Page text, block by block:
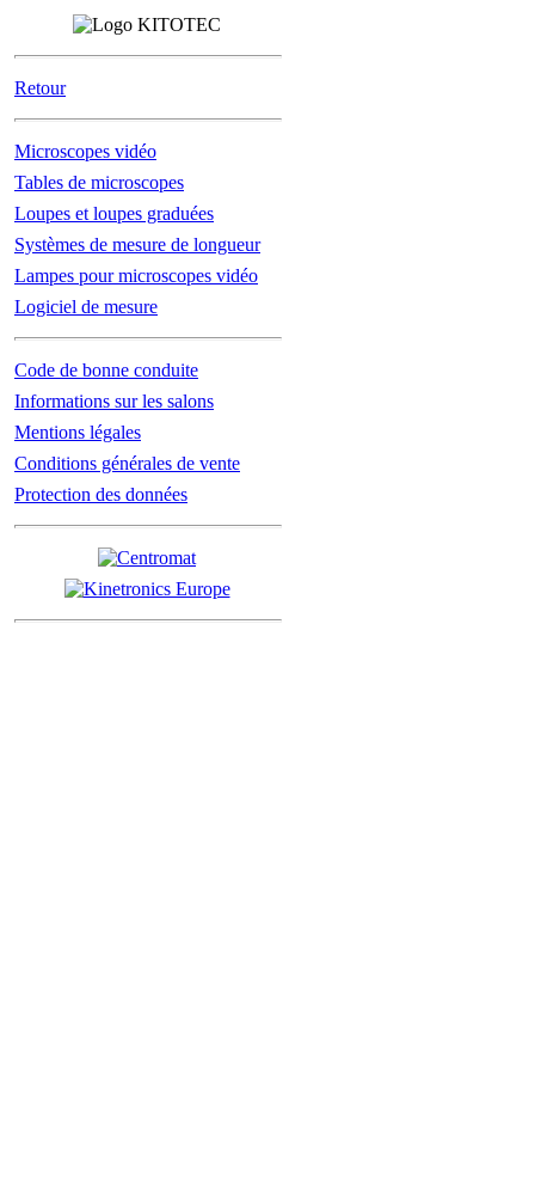
Retour
Microscopes vidéo
Tables de microscopes
Loupes et loupes graduées
Systèmes de mesure de longueur
Lampes pour microscopes vidéo
Logiciel de mesure
Code de bonne conduite
Informations sur les salons
Mentions légales
Conditions générales de vente
Protection des données